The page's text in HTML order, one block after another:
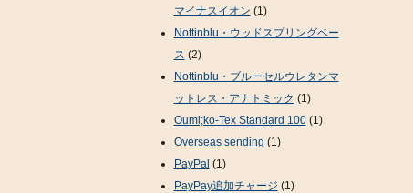
マイナスイオン (1)
Nottinblu・ウッドスプリングベー
ス (2)
Nottinblu・ブルーセルウレタンマ
ットレス・アナトミック (1)
Ouml;ko-Tex Standard 100(1)
Overseas sending (1)
PayPal (1)
PayPay追加チャージ (1)